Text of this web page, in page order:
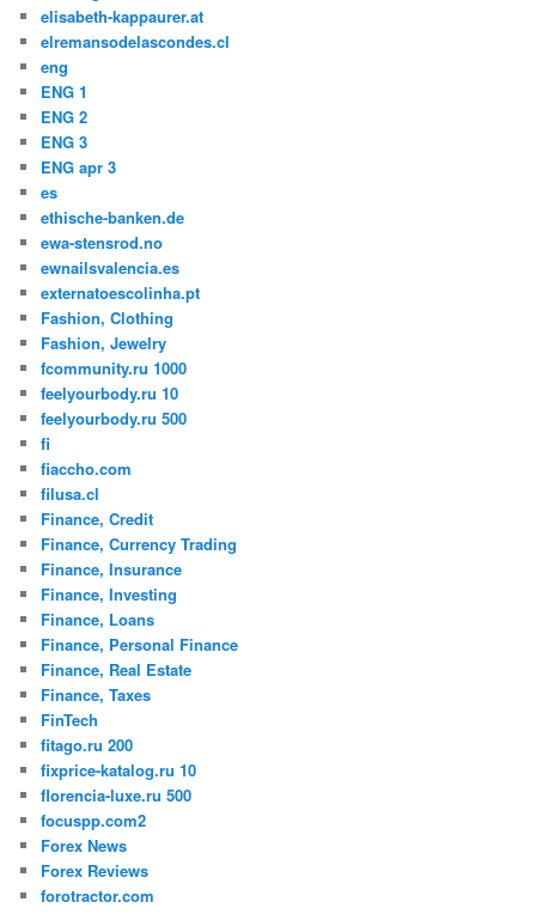
elisabeth-kappaurer.at
elremansodelascondes.cl
eng
ENG 1
ENG 2
ENG 3
ENG apr 3
es
ethische-banken.de
ewa-stensrod.no
ewnailsvalencia.es
externatoescolinha.pt
Fashion, Clothing
Fashion, Jewelry
fcommunity.ru 1000
feelyourbody.ru 10
feelyourbody.ru 500
fi
fiaccho.com
filusa.cl
Finance, Credit
Finance, Currency Trading
Finance, Insurance
Finance, Investing
Finance, Loans
Finance, Personal Finance
Finance, Real Estate
Finance, Taxes
FinTech
fitago.ru 200
fixprice-katalog.ru 10
florencia-luxe.ru 500
focuspp.com2
Forex News
Forex Reviews
forotractor.com